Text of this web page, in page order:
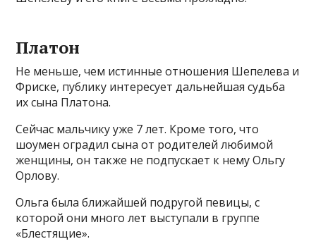
Платон
Не меньше, чем истинные отношения Шепелева и
Фриске, публику интересует дальнейшая судьба
их сына Платона.
Сейчас мальчику уже 7 лет. Кроме того, что
шоумен оградил сына от родителей любимой
женщины, он также не подпускает к нему Ольгу
Орлову.
Ольга была ближайшей подругой певицы, с
которой они много лет выступали в группе
«Блестящие».